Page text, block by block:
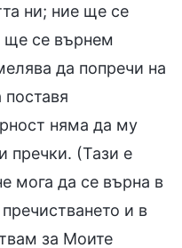
ни; ние ще се
ще се върнем
да попречи на
няма да му
пречки. (Тази е
мога да се върна в
и в
за Моите